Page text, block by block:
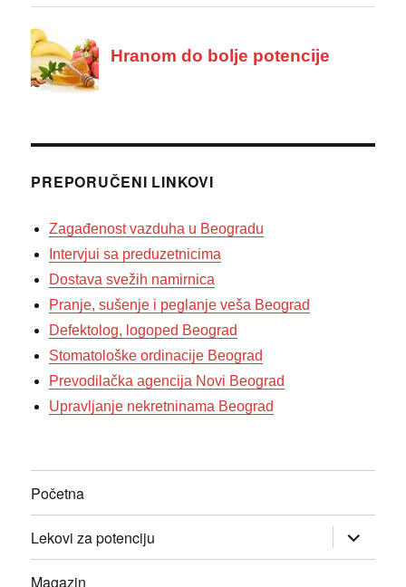
PREPORUČENI LINKOVI
Zagađenost vazduha u Beogradu
Intervjui sa preduzetnicima
Dostava svežih namirnica
Pranje, sušenje i peglanje veša Beograd
Defektolog, logoped Beograd
Stomatološke ordinacije Beograd
Prevodilačka agencija Novi Beograd
Upravljanje nekretninama Beograd
Početna
Lekovi za potenciju
прошири
изборник
дете
Magazin